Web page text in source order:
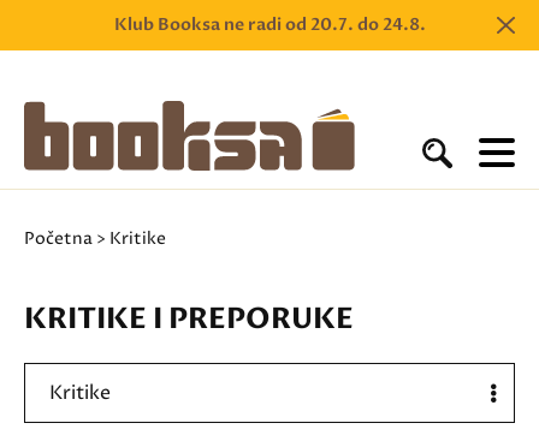
Klub Booksa ne radi od 20.7. do 24.8.
Početna > Kritike
KRITIKE I PREPORUKE
Kritike